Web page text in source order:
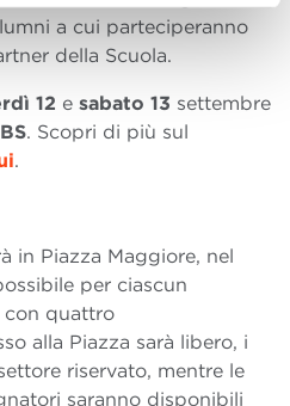
a cui parteciperanno
della Scuola.
12 e sabato 13 settembre
. Scopri di più sul
.
in Piazza Maggiore, nel
per ciascun
con quattro
alla Piazza sarà libero, i
riservato, mentre le
saranno disponibili